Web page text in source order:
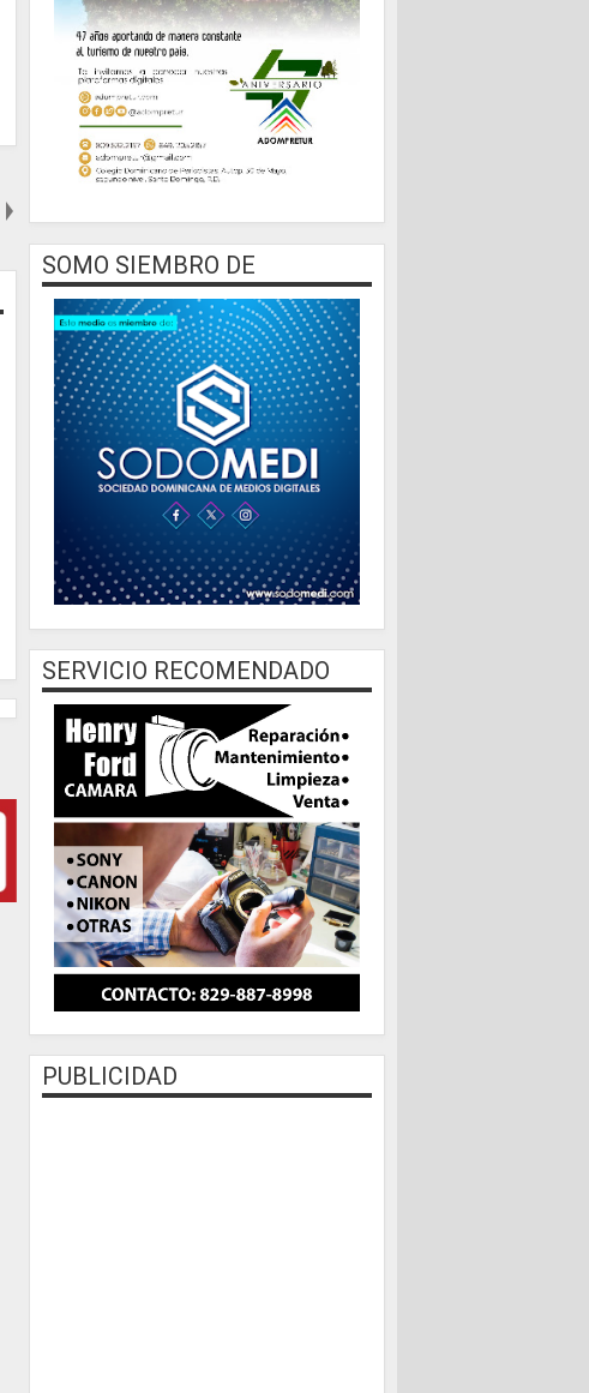
SOMO SIEMBRO DE
SERVICIO RECOMENDADO
PUBLICIDAD